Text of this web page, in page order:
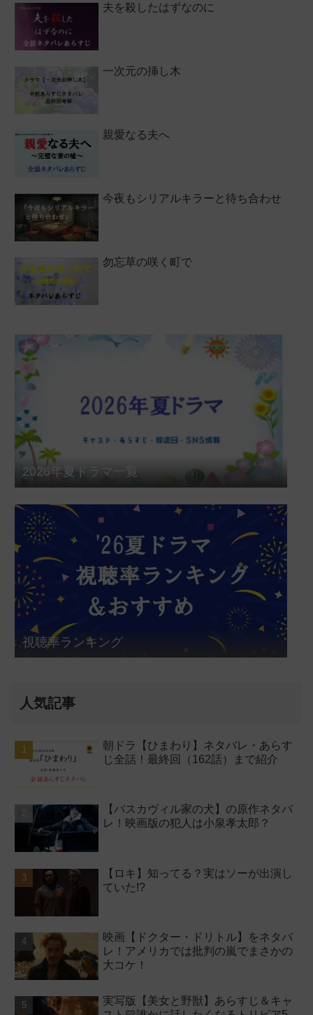
夫を殺したはずなのに
一次元の挿し木
親愛なる夫へ
今夜もシリアルキラーと待ち合わせ
勿忘草の咲く町で
2026年夏ドラマ一覧
視聴率ランキング
人気記事
朝ドラ【ひまわり】ネタバレ・あらす
じ全話！最終回（162話）まで紹介
【バスカヴィル家の犬】の原作ネタバ
レ！映画版の犯人は小泉孝太郎？
【ロキ】知ってる？実はソーが出演し
ていた!?
映画【ドクター・ドリトル】をネタバ
レ！アメリカでは批判の嵐でまさかの
大コケ！
実写版【美女と野獣】あらすじ＆キャ